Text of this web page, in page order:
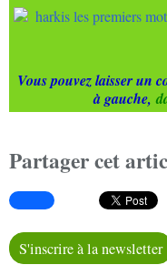
Vous pouvez laisser un
à gauche,
Partager cet
S'inscrire à la newsletter